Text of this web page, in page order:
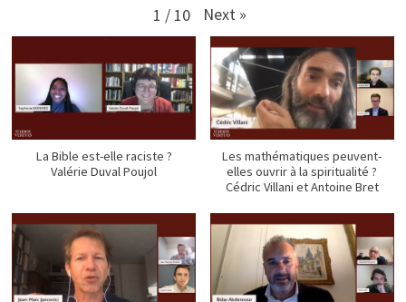
1 / 10 Next »
La Bible est-elle raciste ?
Valérie Duval Poujol
Les mathématiques peuvent-
elles ouvrir à la spiritualité ?
Cédric Villani et Antoine Bret